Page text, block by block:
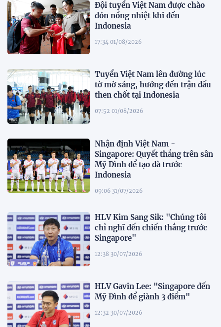
Đội tuyển Việt Nam được chào
đón nồng nhiệt khi đến
Indonesia
17:34 01/08/2026
Tuyển Việt Nam lên đường lúc
tờ mờ sáng, hướng đến trận đấu
then chốt tại Indonesia
07:52 01/08/2026
Nhận định Việt Nam -
Singapore: Quyết thắng trên sân
Mỹ Đình để tạo đà trước
Indonesia
09:06 31/07/2026
HLV Kim Sang Sik: "Chúng tôi
chỉ nghĩ đến chiến thắng trước
Singapore"
12:38 30/07/2026
HLV Gavin Lee: "Singapore đến
Mỹ Đình để giành 3 điểm"
12:32 30/07/2026